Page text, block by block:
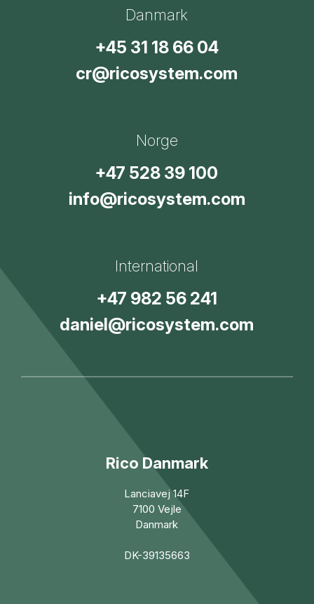
Danmark
+45 31 18 66 04
cr@ricosystem.com
Norge
+47 528 39 100
info@ricosystem.com
International
+47 982 56 241
daniel@ricosystem.com
Rico Danmark
Lanciavej 14F
7100 Vejle
Danmark
DK-39135663